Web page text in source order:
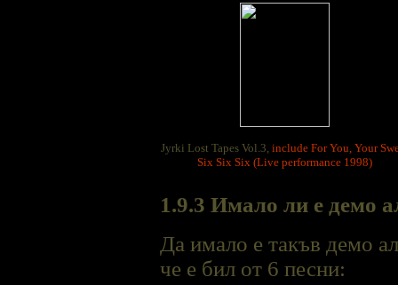
Jyrki Lost Tapes Vol.3, include For You, Your
Six Six Six (Live performance 1998)
1.9.3 Имало ли е демо
Да имало е такъв демо
че е бил от 6 песни: